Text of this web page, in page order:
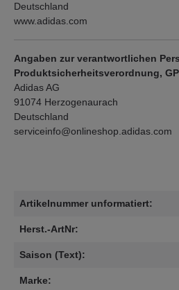
Deutschland
www.adidas.com
Angaben zur verantwortlichen
Produktsicherheitsverordnung,
Adidas AG
91074 Herzogenaurach
Deutschland
serviceinfo@onlineshop.adidas.com
Artikelnummer unformatiert:
Herst.-ArtNr:
Saison (Text):
Marke: